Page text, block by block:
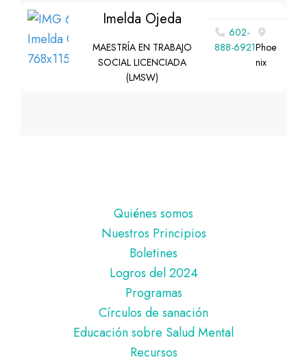
Imelda Ojeda
MAESTRÍA EN TRABAJO
SOCIAL LICENCIADA
(LMSW)
602-
888-6921Phoe
nix
Quiénes somos
Nuestros Principios
Boletines
Logros del 2024
Programas
Círculos de sanación
Educación sobre Salud Mental
Recursos